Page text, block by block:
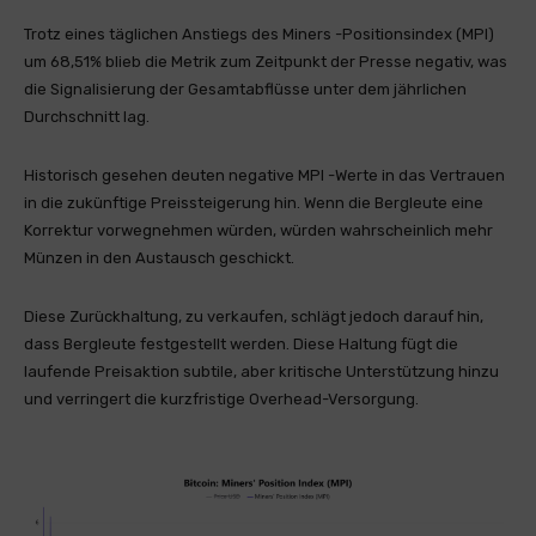
Trotz eines täglichen Anstiegs des Miners -Positionsindex (MPI)
um 68,51% blieb die Metrik zum Zeitpunkt der Presse negativ, was
die Signalisierung der Gesamtabflüsse unter dem jährlichen
Durchschnitt lag.
Historisch gesehen deuten negative MPI -Werte in das Vertrauen
in die zukünftige Preissteigerung hin. Wenn die Bergleute eine
Korrektur vorwegnehmen würden, würden wahrscheinlich mehr
Münzen in den Austausch geschickt.
Diese Zurückhaltung, zu verkaufen, schlägt jedoch darauf hin,
dass Bergleute festgestellt werden. Diese Haltung fügt die
laufende Preisaktion subtile, aber kritische Unterstützung hinzu
und verringert die kurzfristige Overhead-Versorgung.